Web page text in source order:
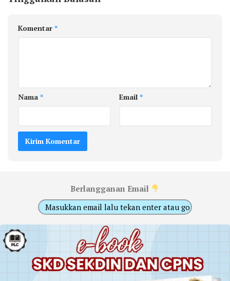
Komentar *
Nama * Email *
Berlangganan Email